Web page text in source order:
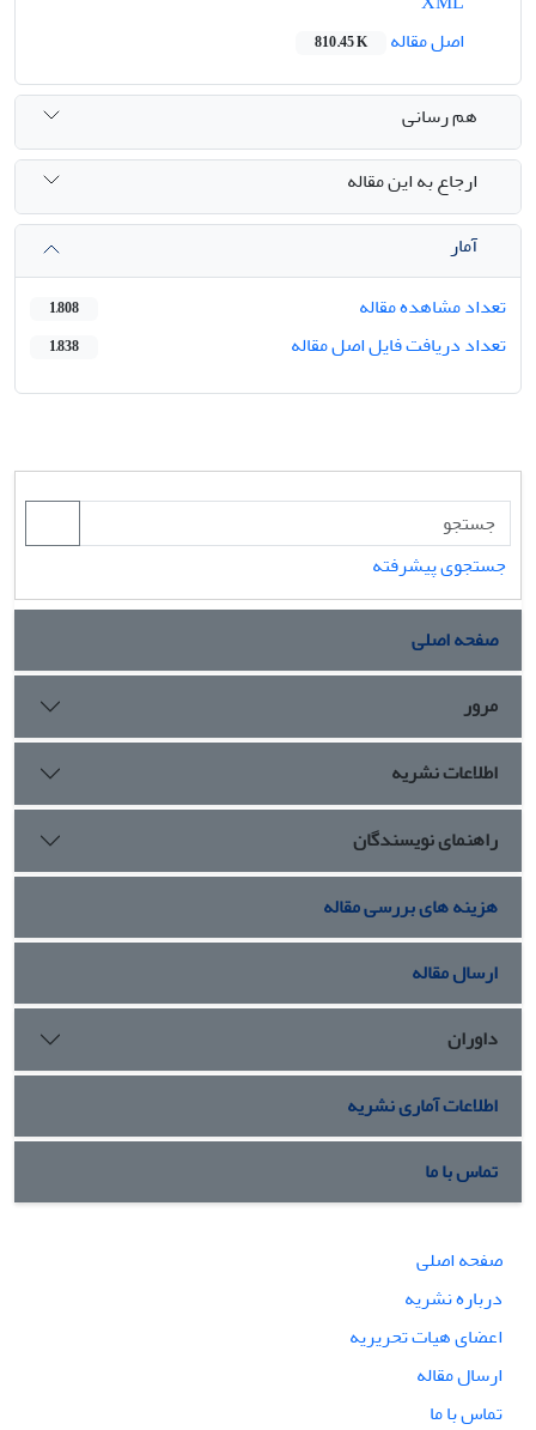
اصل مقاله
810.45 K
هم رسانی
ارجاع به این مقاله
آمار
تعداد مشاهده مقاله
1,808
تعداد دریافت فایل اصل مقاله 1,838
جستجوی پیشرفته
صفحه اصلی
مرور
اطلاعات نشریه
راهنمای نویسندگان
هزینه های بررسی مقاله
ارسال مقاله
داوران
اطلاعات آماری نشریه
تماس با ما
صفحه اصلی
درباره نشریه
اعضای هیات تحریریه
ارسال مقاله
تماس با ما